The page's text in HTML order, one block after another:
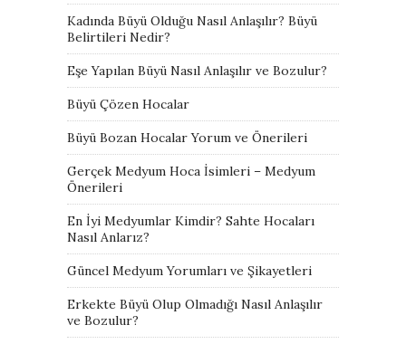
Kadında Büyü Olduğu Nasıl Anlaşılır? Büyü
Belirtileri Nedir?
Eşe Yapılan Büyü Nasıl Anlaşılır ve Bozulur?
Büyü Çözen Hocalar
Büyü Bozan Hocalar Yorum ve Önerileri
Gerçek Medyum Hoca İsimleri – Medyum
Önerileri
En İyi Medyumlar Kimdir? Sahte Hocaları
Nasıl Anlarız?
Güncel Medyum Yorumları ve Şikayetleri
Erkekte Büyü Olup Olmadığı Nasıl Anlaşılır
ve Bozulur?